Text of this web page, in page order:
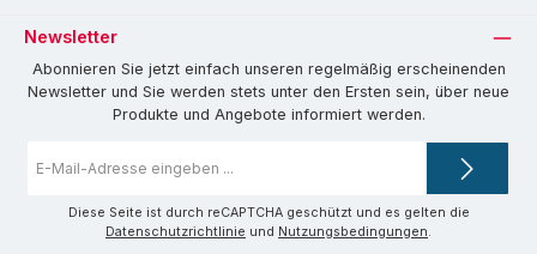
Newsletter
Abonnieren Sie jetzt einfach unseren regelmäßig erscheinenden
Newsletter und Sie werden stets unter den Ersten sein, über neue
Produkte und Angebote informiert werden.
Mail-
Diese Seite ist durch reCAPTCHA geschützt und es gelten die
Datenschutzrichtlinie und Nutzungsbedingungen.